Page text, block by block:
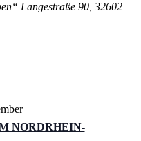
Langestraße 90, 32602
NORDRHEIN-